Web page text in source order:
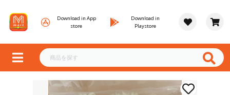
Download in App
store
Download in
Playstore